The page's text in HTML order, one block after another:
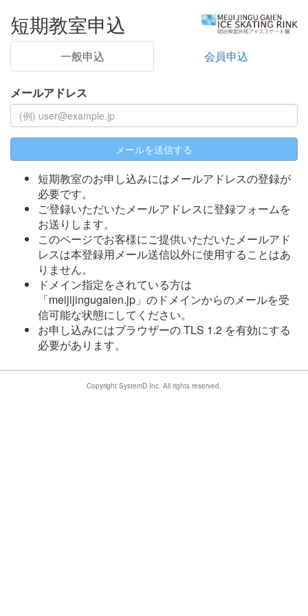
短期教室申込
一般申込 会員申込
メールアドレス
メールを送信する
短期教室のお申し込みにはメールアドレスの登録が
必要です。
ご登録いただいたメールアドレスに登録フォームを
お送りします。
このページでお客様にご提供いただいたメールアド
レスは本登録用メール送信以外に使用することはあ
りません。
ドメイン指定をされている方は
「meijijingugaien.jp」のドメインからのメールを受
信可能な状態にしてください。
お申し込みにはブラウザーの TLS 1.2 を有効にする
必要があります。
Copyright SystemD Inc. All rights reserved.